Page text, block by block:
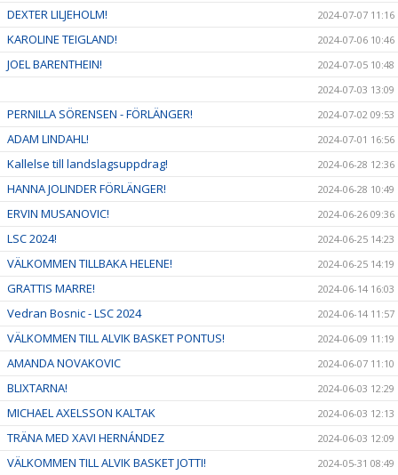
DEXTER LILJEHOLM! 2024-07-07 11:16
KAROLINE TEIGLAND! 2024-07-06 10:46
JOEL BARENTHEIN!
2024-07-05 10:48
2024-07-03 13:09
PERNILLA SÖRENSEN - FÖRLÄNGER! 2024-07-02 09:53
ADAM LINDAHL! 2024-07-01 16:56
Kallelse till landslagsuppdrag! 2024-06-28 12:36
HANNA JOLINDER FÖRLÄNGER! 2024-06-28 10:49
ERVIN MUSANOVIC! 2024-06-26 09:36
LSC 2024! 2024-06-25 14:23
VÄLKOMMEN TILLBAKA HELENE! 2024-06-25 14:19
GRATTIS MARRE! 2024-06-14 16:03
Vedran Bosnic - LSC 2024 2024-06-14 11:57
VÄLKOMMEN TILL ALVIK BASKET PONTUS! 2024-06-09 11:19
AMANDA NOVAKOVIC 2024-06-07 11:10
BLIXTARNA! 2024-06-03 12:29
MICHAEL AXELSSON KALTAK 2024-06-03 12:13
TRÄNA MED XAVI HERNÁNDEZ 2024-06-03 12:09
VÄLKOMMEN TILL ALVIK BASKET JOTTI! 2024-05-31 08:49